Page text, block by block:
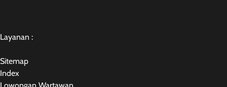
Layanan :
Sitemap
Index
Lowongan Wartawan